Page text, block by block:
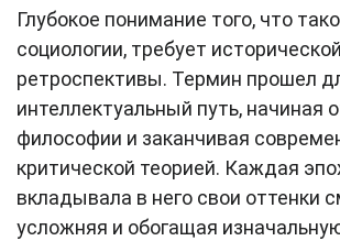
Глубокое понимание того, что
социологии, требует исторической
ретроспективы. Термин прошел
интеллектуальный путь, начиная
философии и заканчивая
критической теорией. Каждая
вкладывала в него свои оттенки
усложняя и обогащая